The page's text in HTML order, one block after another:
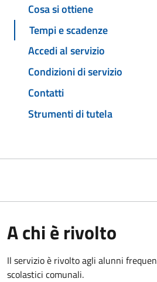
Cosa si ottiene
Tempi e scadenze
Accedi al servizio
Condizioni di servizio
Contatti
Strumenti di tutela
A chi è rivolto
Il servizio è rivolto agli alunni
scolastici comunali.